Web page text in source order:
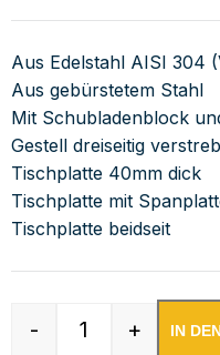
Aus Edelstahl AISI 304
Aus gebürstetem Stahl
Mit Schubladenblock
Gestell dreiseitig
Tischplatte 40mm dick
Tischplatte mit
Tischplatte beidseit
Edelstahl
- + IN